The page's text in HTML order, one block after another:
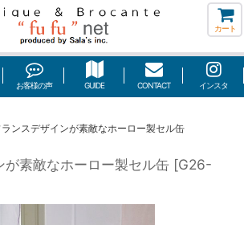
カート
お客様の声 GUIDE CONTACT インスタ
ランスデザインが素敵なホーロー製セル缶
が素敵なホーロー製セル缶 [G26-